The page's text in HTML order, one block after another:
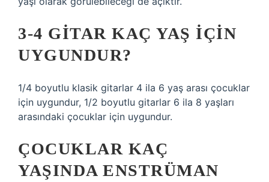
3-4 GITAR KAÇ YAŞ IÇIN
UYGUNDUR?
1/4 boyutlu klasik gitarlar 4 ila 6 yaş arası çocuklar
için uygundur, 1/2 boyutlu gitarlar 6 ila 8 yaşları
arasındaki çocuklar için uygundur.
ÇOCUKLAR KAÇ
YAŞINDA ENSTRÜMAN